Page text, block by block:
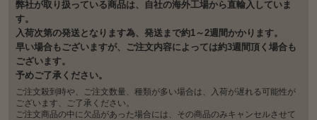
弊社が取り扱っている商品は、自社の海外工場から直輸入していま
す。
入荷次第の発送となります為、発送まで約1～2週間かかります。
早い場合もございますが、ご注文内容によっては約3週間頂く場合も
ございます。
予めご了承ください。
ご注文殺到時や、ご注文数量、種類が多い場合は、入荷が遅れる可能性が
ございます、ご了承ください。
ご注文商品の中に欠品があった場合には、その商品のみキャンセルさせて